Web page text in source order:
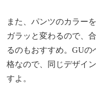
また、パンツのカラー
ガラッと変わるので、
るのもおすすめ。GU
格なので、同じデザイ
すよ。